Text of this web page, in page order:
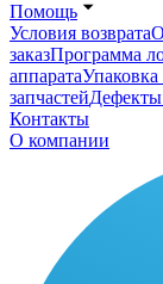
Помощь
Условия возврата
заказПрограмма
аппарата
запчастейДефекты
Контакты
О компании